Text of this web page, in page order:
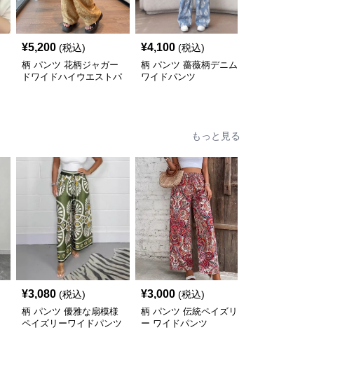
¥5,200 (税込)
柄 パンツ 花柄ジャガー
ドワイドハイウエストパ
¥4,100 (税込)
柄 パンツ 薔薇柄デニム
ワイドパンツ
もっと見る
¥3,080 (税込)
柄 パンツ 優雅な扇模様
ペイズリーワイドパンツ
¥3,000 (税込)
柄 パンツ 伝統ペイズリ
ー ワイドパンツ